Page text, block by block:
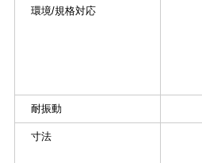
環境/規格対応
耐振動
寸法